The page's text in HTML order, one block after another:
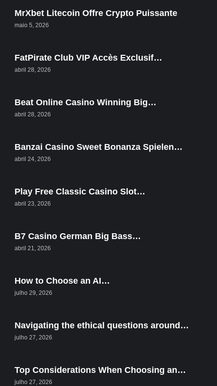
MrXbet Litecoin Offre Crypto Puissante
maio 5, 2026
FatPirate Club VIP Accès Exclusif…
abril 28, 2026
Beat Online Casino Winning Big…
abril 28, 2026
Banzai Casino Sweet Bonanza Spielen…
abril 24, 2026
Play Free Classic Casino Slot…
abril 23, 2026
B7 Casino German Big Bass…
abril 21, 2026
How to Choose an AI…
julho 29, 2026
Navigating the ethical questions around…
julho 27, 2026
Top Considerations When Choosing an…
julho 27, 2026